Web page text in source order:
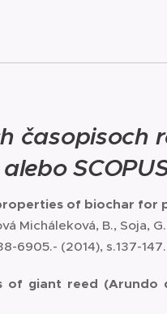
časopisoch
of biochar for
Micháleková, B., Soja,
6905.- (2014), s.137-147.
of giant reed (Arundo